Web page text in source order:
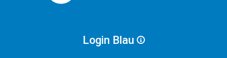
Login Blau